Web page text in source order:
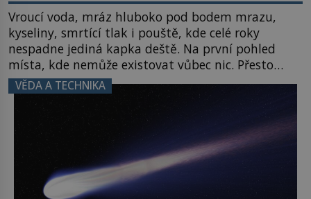
Vroucí voda, mráz hluboko pod bodem mrazu,
kyseliny, smrtící tlak i pouště, kde celé roky
nespadne jediná kapka deště. Na první pohled
místa, kde nemůže existovat vůbec nic. Přesto
právě tady vědci objevují organismy, které
posouvají hranice života. Každý nový nález mění
napovídá, kde bychom jednou […]
VĚDA A TECHNIKA